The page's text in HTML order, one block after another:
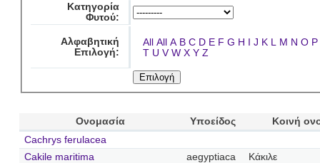
Κατηγορία
Φυτού:
Αλφαβητική
Επιλογή:
All All A B C D E F G H I J K L M N O P
T U V W X Y Z
Ονομασία Υποείδος
Κοινή
Cachrys ferulacea
Cakile maritima
aegyptiaca
Κάκιλε